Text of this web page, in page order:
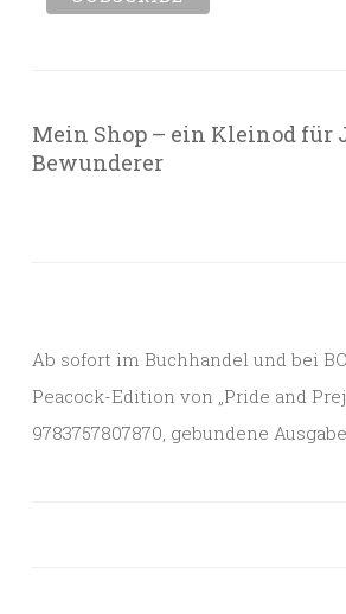
Mein Shop – ein Kleinod für
Bewunderer
Ab sofort im Buchhandel und bei
Peacock-Edition von „Pride and
9783757807870, gebundene Ausgabe.